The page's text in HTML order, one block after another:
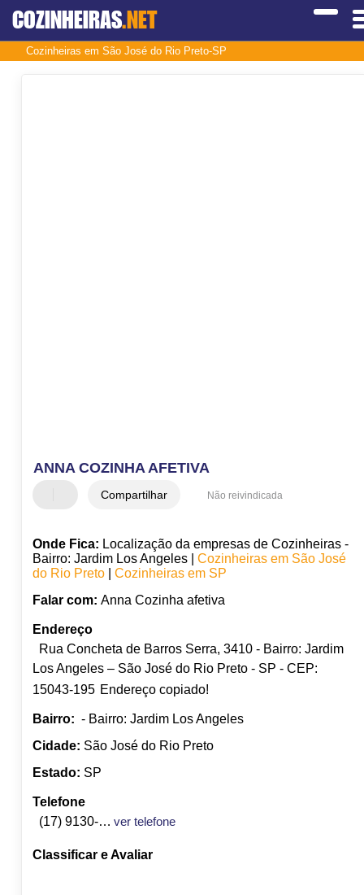
COZINHEIRAS.NET
Cozinheiras em São José do Rio Preto-SP
ANNA COZINHA AFETIVA
Compartilhar Não reivindicada
Onde Fica: Localização da empresas de Cozinheiras -
Bairro: Jardim Los Angeles | Cozinheiras em São José
do Rio Preto| Cozinheiras em SP
Falar com: Anna Cozinha afetiva
Endereço
Rua Concheta de Barros Serra, 3410 - Bairro: Jardim
Los Angeles – São José do Rio Preto - SP - CEP:
15043-195 Endereço copiado!
Bairro: - Bairro: Jardim Los Angeles
Cidade: São José do Rio Preto
Estado: SP
Telefone
(17) 9130-1915
ver telefone
Classificar e Avaliar